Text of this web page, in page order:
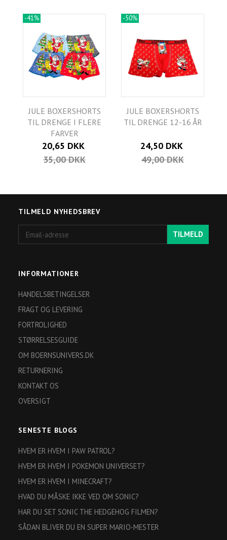
-41%
JULE BOXERSHORTS
TIL DRENGE I FLERE
FARVER
20,65 DKK
35,00 DKK
-50%
JULE BOXERSHORTS
TIL DRENGE 12-16 ÅR
24,50 DKK
49,00 DKK
TILMELD NYHEDSBREV
adresse
TILMELD
INFORMATIONER
HANDELSBETINGELSER
FRAGT OG LEVERING
FORTROLIGHED
STØRRELSESGUIDE
OM BOERNSUNIVERS.DK
RETURNERING
KONTAKT OS
OVERSIGT
SENESTE BLOGS
HVEM ER HVEM I PAW PATROL?
HVEM ER HVEM I POKEMON UNIVERSET?
HVEM ER HVEM I MINECRAFT?
HVAD DU MÅSKE IKKE VED OM SONIC?
HAR DU SET SONIC THE HEDGEHOG FILMEN?
SÅDAN BLIVER DU EN SUPER MARIO-MESTER